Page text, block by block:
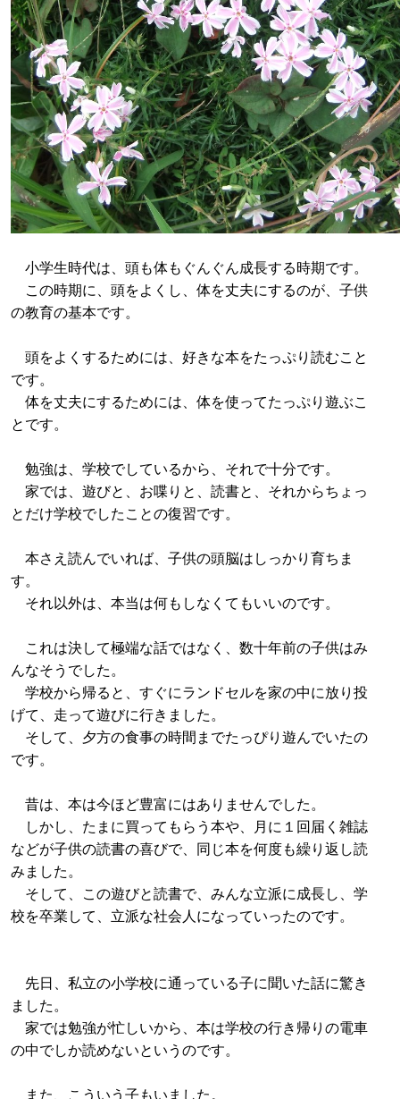
小学生時代は、頭も体もぐんぐん成長する時期です。
この時期に、頭をよくし、体を丈夫にするのが、子供
の教育の基本です。
頭をよくするためには、好きな本をたっぷり読むこと
です。
体を丈夫にするためには、体を使ってたっぷり遊ぶこ
とです。
勉強は、学校でしているから、それで十分です。
家では、遊びと、お喋りと、読書と、それからちょっ
とだけ学校でしたことの復習です。
本さえ読んでいれば、子供の頭脳はしっかり育ちま
す。
それ以外は、本当は何もしなくてもいいのです。
これは決して極端な話ではなく、数十年前の子供はみ
んなそうでした。
学校から帰ると、すぐにランドセルを家の中に放り投
げて、走って遊びに行きました。
そして、夕方の食事の時間までたっぴり遊んでいたの
です。
昔は、本は今ほど豊富にはありませんでした。
しかし、たまに買ってもらう本や、月に１回届く雑誌
などが子供の読書の喜びで、同じ本を何度も繰り返し読
みました。
そして、この遊びと読書で、みんな立派に成長し、学
校を卒業して、立派な社会人になっていったのです。
先日、私立の小学校に通っている子に聞いた話に驚き
ました。
家では勉強が忙しいから、本は学校の行き帰りの電車
の中でしか読めないというのです。
また、こういう子もいました。